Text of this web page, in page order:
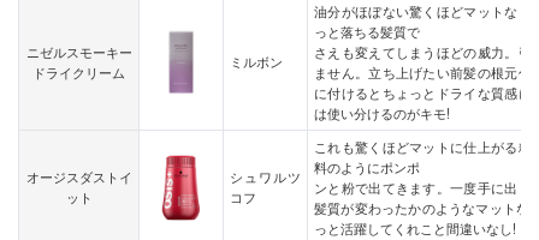
ニゼルスモーキー
ドライクリーム
ミルボン
油分がほぼない驚くほどマットなド
っと落ちる髪質で
さえも変えてしまうほどの威力。
ません。立ち上げたい前髪の根元
に付けるとちょっとドライな質感
は使い分けるのがキモ!
オージスダストイ
ット
シュワルツ
コフ
これも驚くほどマットに仕上がる
料のようにポンポ
ンと粉で出てきます。一度手に出
髪質が変わったかのようなマットな
っと活躍してくれこと間違いなし!